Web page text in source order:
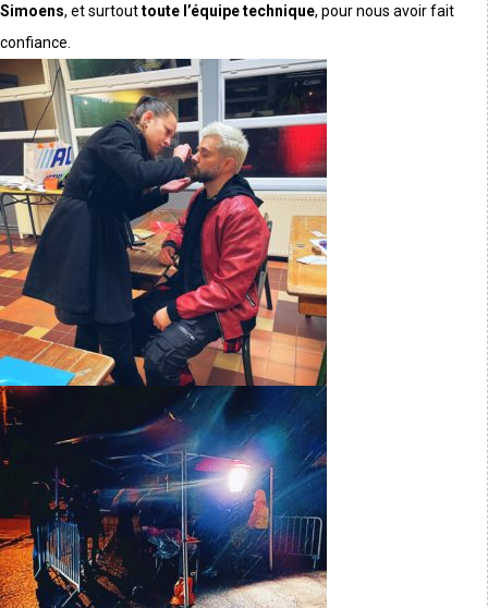
Simoens, et surtouttoute l’équipe technique, pour nous avoir fait
confiance.